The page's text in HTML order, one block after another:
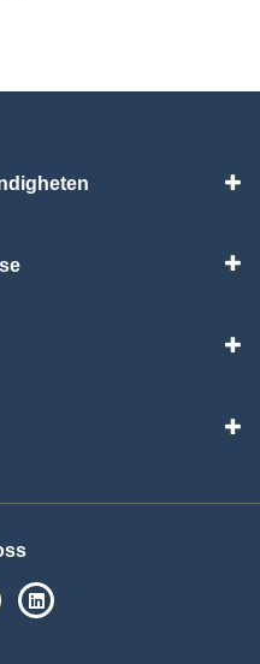
på Facebook
SPSM på Instagram